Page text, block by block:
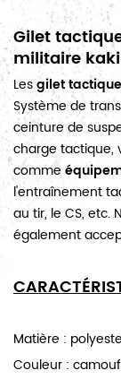
Gilet
militaire
Lesgilet tactique
Système de
ceinture de
charge tactique,
comme
l'entraînement
au tir, le CS, etc.
également
Matière :
Couleur :